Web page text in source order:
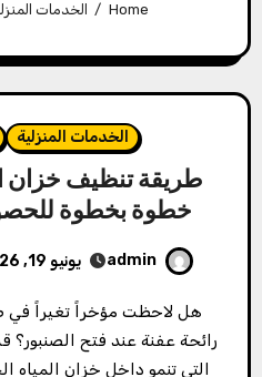
Home الخدمات
الخدمات المنزلية
طريقة تنظيف خزان
خطوة بخطوة
admin يونيو 19, 2026
هل لاحظت مؤخراً تغيراً في طعم مياه الشرب أو ظهور
رائحة عفنة عند فتح
التي تنمو داخل خزان